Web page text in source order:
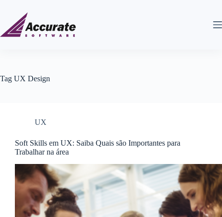
Tag UX Design
UX
Soft Skills em UX: Saiba Quais são Importantes para
Trabalhar na área